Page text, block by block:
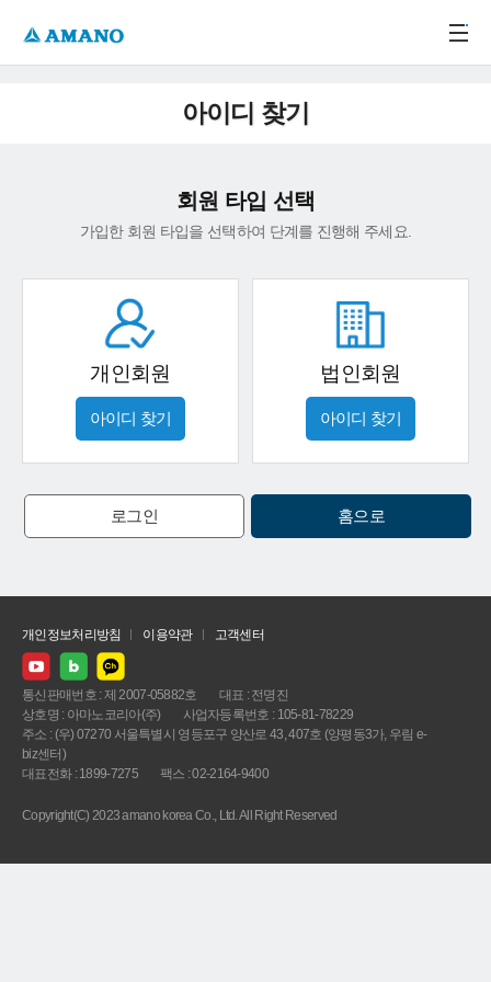
아이디 찾기
회원 타입 선택
가입한 회원 타입을 선택하여 단계를 진행해 주세요.
개인회원
아이디 찾기
법인회원
아이디 찾기
로그인 홈으로
개인정보처리방침 이용약관 고객센터
통신판매번호 : 제 2007-05882호
대표 : 전명진
상호명 : 아마노코리아(주)
사업자등록번호 : 105-81-78229
주소 : (우) 07270 서울특별시 영등포구 양산로 43, 407호 (양평동3가, 우림 e-
biz센터)
대표전화 : 1899-7275
팩스 : 02-2164-9400
Copyright(C) 2023 amano korea Co., Ltd. All Right Reserved